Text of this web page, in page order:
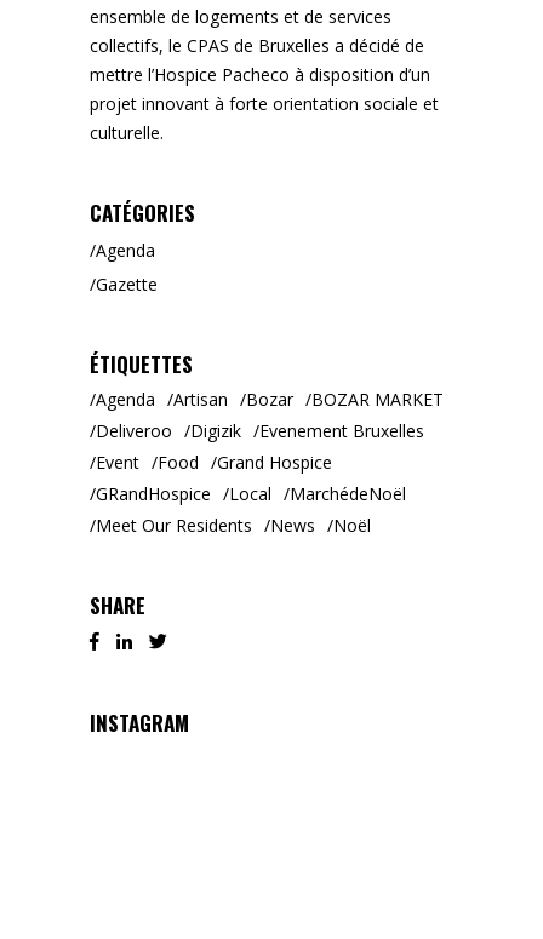
ensemble de logements et de services
collectifs, le CPAS de Bruxelles a décidé de
mettre l’Hospice Pacheco à disposition d’un
projet innovant à forte orientation sociale et
culturelle.
CATÉGORIES
Agenda
Gazette
ÉTIQUETTES
Agenda Artisan Bozar
BOZAR MARKET
Deliveroo
Digizik
Evenement Bruxelles
Event
Food
Grand Hospice
GRandHospice
Local
MarchédeNoël
Meet Our Residents
News Noël
SHARE
INSTAGRAM